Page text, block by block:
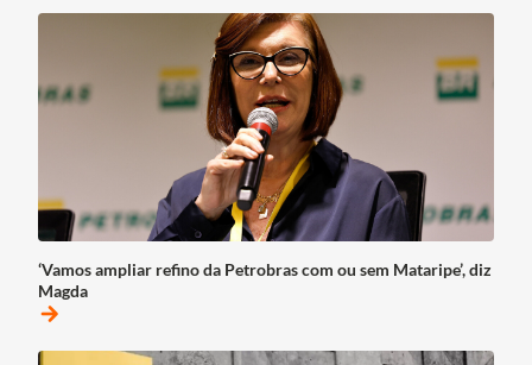
‘Vamos ampliar refino da Petrobras com ou sem Mataripe’, diz
Magda
arrow_forward